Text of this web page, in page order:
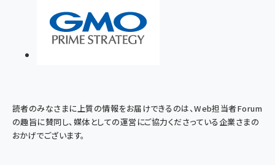
読者のみなさまに上質の情報をお届けできるのは、Web担当者Forum
の趣旨に賛同し、媒体としての運営にご協力くださっている企業さまの
おかげでございます。